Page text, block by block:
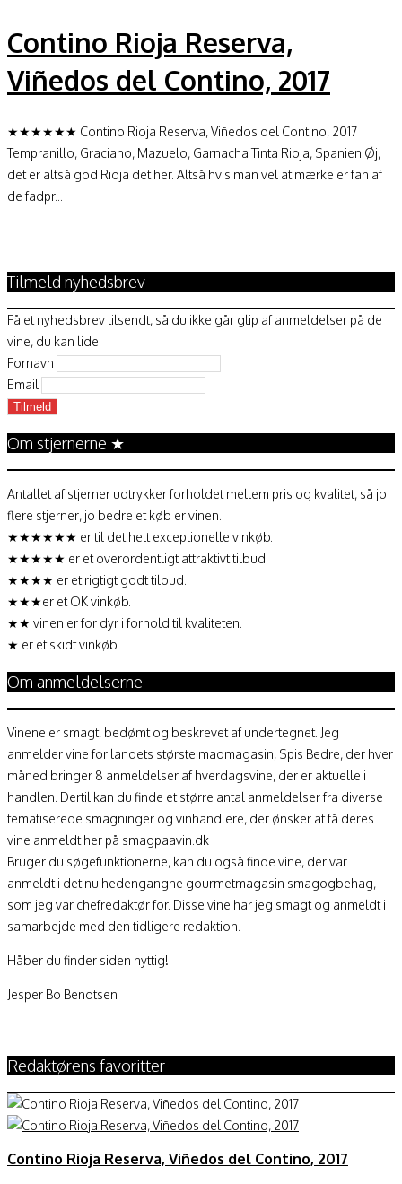
Contino Rioja Reserva,
Viñedos del Contino, 2017
★★★★★★ Contino Rioja Reserva, Viñedos del Contino, 2017
Tempranillo, Graciano, Mazuelo, Garnacha Tinta Rioja, Spanien Øj,
det er altså god Rioja det her. Altså hvis man vel at mærke er fan af
de fadpr...
Tilmeld nyhedsbrev
Få et nyhedsbrev tilsendt, så du ikke går glip af anmeldelser på de
vine, du kan lide.
Fornavn
Email
Om stjernerne ★
Antallet af stjerner udtrykker forholdet mellem pris og kvalitet, så jo
flere stjerner, jo bedre et køb er vinen.
★★★★★★ er til det helt exceptionelle vinkøb.
★★★★★ er et overordentligt attraktivt tilbud.
★★★★ er et rigtigt godt tilbud.
★★★er et OK vinkøb.
★★ vinen er for dyr i forhold til kvaliteten.
★ er et skidt vinkøb.
Om anmeldelserne
Vinene er smagt, bedømt og beskrevet af undertegnet. Jeg
anmelder vine for landets største madmagasin, Spis Bedre, der hver
måned bringer 8 anmeldelser af hverdagsvine, der er aktuelle i
handlen. Dertil kan du finde et større antal anmeldelser fra diverse
tematiserede smagninger og vinhandlere, der ønsker at få deres
vine anmeldt her på smagpaavin.dk
Bruger du søgefunktionerne, kan du også finde vine, der var
anmeldt i det nu hedengangne gourmetmagasin smagogbehag,
som jeg var chefredaktør for. Disse vine har jeg smagt og anmeldt i
samarbejde med den tidligere redaktion.
Håber du finder siden nyttig!
Jesper Bo Bendtsen
Redaktørens favoritter
Contino Rioja Reserva, Viñedos del Contino, 2017